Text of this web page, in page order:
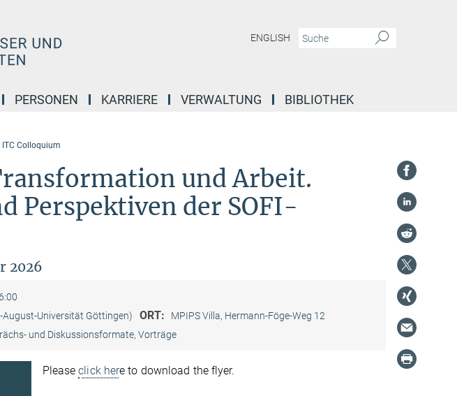
ENGLISH
PERSONEN KARRIERE VERWALTUNG BIBLIOTHEK
ITC Colloquium
und Arbeit.
Perspektiven der SOFI-
2026
August-Universität Göttingen) ORT: MPIPS Villa, Hermann-Föge-Weg 12
und Diskussionsformate, Vorträge
Pleaseclick here to download the flyer.